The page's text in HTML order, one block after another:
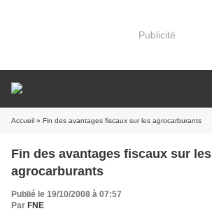
Publicité
Accueil » Fin des avantages fiscaux sur les agrocarburants
Fin des avantages fiscaux sur les
agrocarburants
Publié le 19/10/2008 à 07:57
Par FNE